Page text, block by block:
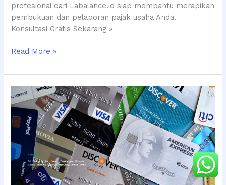
profesional dari Labalance.id siap membantu merapikan
pembukuan dan pelaporan pajak usaha Anda.
Konsultasi Gratis Sekarang »
Read More »
Balik
Kilau
Emas:
Tantangan
Bisnis
Gadai
dan